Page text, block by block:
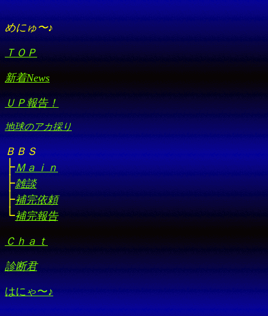
めにゅ〜♪
ＴＯＰ
新着News
ＵＰ報告！
地球のアカ採り
ＢＢＳ
├Ｍａｉｎ
├雑談
├補完依頼
└補完報告
Ｃｈａｔ
診断君
はにゃ〜♪